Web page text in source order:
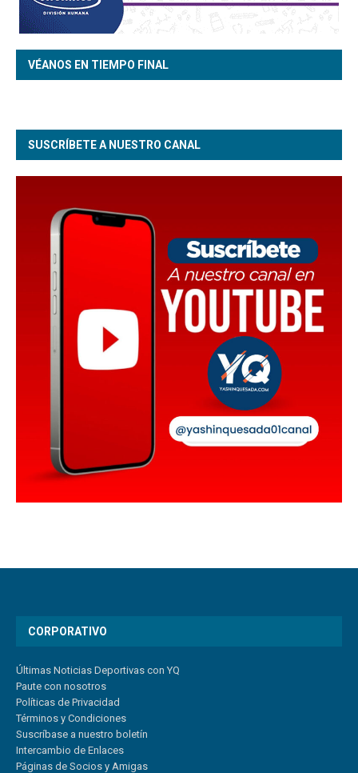
VÉANOS EN TIEMPO FINAL
SUSCRÍBETE A NUESTRO CANAL
CORPORATIVO
Últimas Noticias Deportivas con YQ
Paute con nosotros
Políticas de Privacidad
Términos y Condiciones
Suscríbase a nuestro boletín
Intercambio de Enlaces
Páginas de Socios y Amigas